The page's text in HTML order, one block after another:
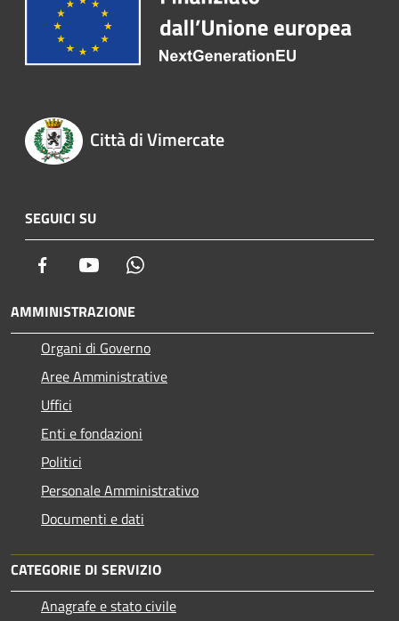
Città di Vimercate
SEGUICI SU
Facebook Youtube
AMMINISTRAZIONE
Organi di Governo
Aree Amministrative
Uffici
Enti e fondazioni
Politici
Personale Amministrativo
Documenti e dati
CATEGORIE DI SERVIZIO
Anagrafe e stato civile